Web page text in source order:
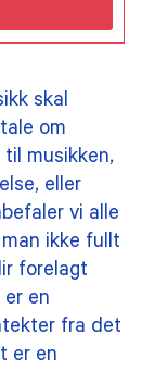
skal
om
musikken,
eller
vi alle
ikke fullt
forelagt
en
fra det
er en